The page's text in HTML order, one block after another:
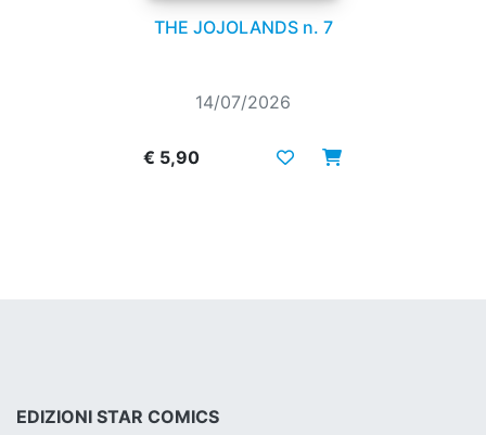
THE JOJOLANDS n. 7
14/07/2026
€ 5,90
EDIZIONI STAR COMICS